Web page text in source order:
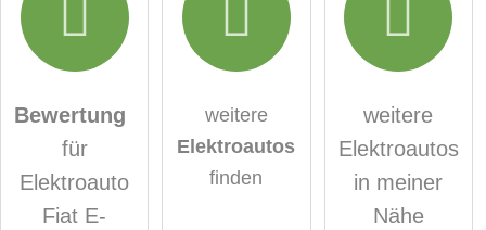
Hiermit akzeptiere ich die
Datenschutzerklärunghabe ich zur Kenntnis
genommen.
öffentliche Frage stellen Abbrechen
Hinweis:Bitte beachten Sie, öffentliche Fragen sindfür alle
Bewertung
für
Elektroauto
Fiat E-
weitere
Elektroautos
finden
weitere
Elektroautos
in meiner
Nähe